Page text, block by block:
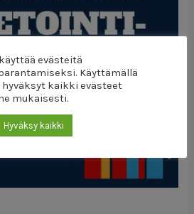
evästeitä
Käyttämällä
kaikki evästeet
mukaisesti.
Hyväksy kaikki